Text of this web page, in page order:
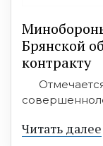
Брянской
контракту
Читать далее